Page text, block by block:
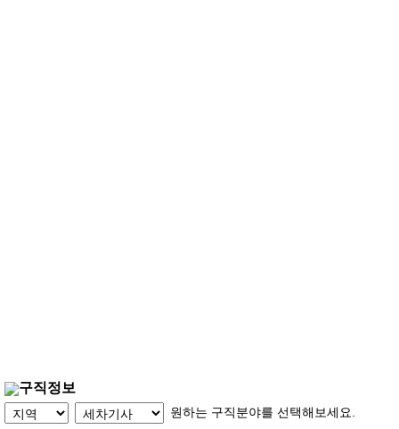
구직정보
원하는 구직분야를 선택해보세요.